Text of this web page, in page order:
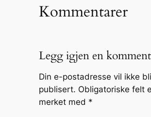
Kommentarer
Legg igjen en
Din e-postadresse vil ikke bli
publisert. Obligatoriske felt
merket med *